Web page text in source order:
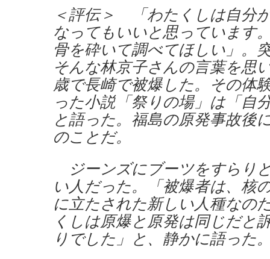
＜評伝＞ 「わたくしは自分
なってもいいと思っています
骨を砕いて調べてほしい」。
そんな林京子さんの言葉を思
歳で長崎で被爆した。その体
った小説「祭りの場」は「自
と語った。福島の原発事故後
のことだ。
ジーンズにブーツをすらり
い人だった。「被爆者は、核
に立たされた新しい人種なの
くしは原爆と原発は同じだと
りでした」と、静かに語った